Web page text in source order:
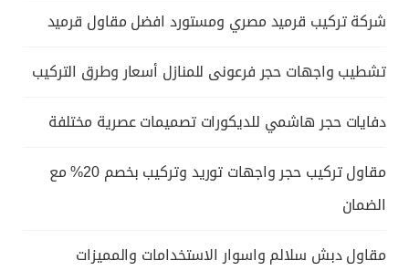
شركة تركيب قرميد مصري ومستورد افضل مقاول قرميد
تشطيب واجهات حجر فرعونى للمنازل أسعار وطرق التركيب
دفايات حجر هاشمي للديكورات تصميمات عصرية مختلفة
مقاول تركيب حجر واجهات توريد وتركيب بخصم 20% مع
الضمان
مقاول دبش سلالم واسوار الاستخدامات والمميزات